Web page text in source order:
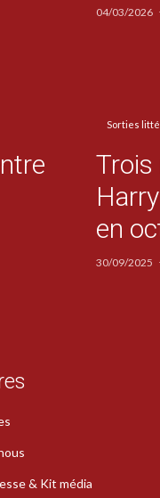
04/03/2026
Sorties
Trois
en
30/09/2025
& Kit média